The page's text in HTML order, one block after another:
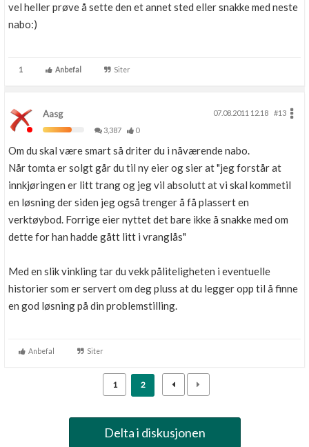
vel heller prøve å sette den et annet sted eller snakke med neste
nabo:)
1 Anbefal Siter
Aasg 07.08.2011 12.18
#13
3,387
0
Om du skal være smart så driter du i nåværende nabo.
Når tomta er solgt går du til ny eier og sier at "jeg forstår at
innkjøringen er litt trang og jeg vil absolutt at vi skal kommetil
en løsning der siden jeg også trenger å få plassert en
verktøybod. Forrige eier nyttet det bare ikke å snakke med om
dette for han hadde gått litt i vranglås"
Med en slik vinkling tar du vekk påliteligheten i eventuelle
historier som er servert om deg pluss at du legger opp til å finne
en god løsning på din problemstilling.
Anbefal Siter
1 2
Delta i diskusjonen